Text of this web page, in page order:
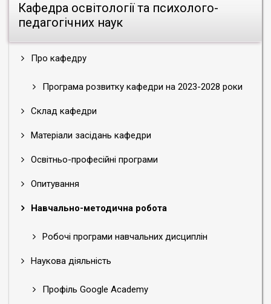
Кафедра освітології та психолого-
педагогічних наук
Про кафедру
Програма розвитку кафедри на 2023-2028 роки
Склад кафедри
Матеріали засідань кафедри
Освітньо-професійні програми
Опитування
Навчально-методична робота
Робочі програми навчальних дисциплін
Наукова діяльність
Профіль Google Academy